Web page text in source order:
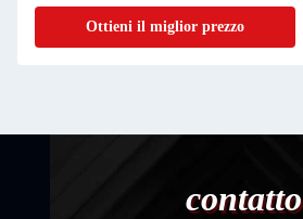
Ottieni il miglior prezzo
contatto